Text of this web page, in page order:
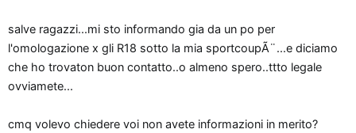
n
e
salve ragazzi...mi sto informando gia da un po per
l'omologazione x gli R18 sotto la mia sportcoupÃ¨...e diciamo
che ho trovaton buon contatto..o almeno spero..ttto legale
ovviamete...
cmq volevo chiedere voi non avete informazioni in merito?